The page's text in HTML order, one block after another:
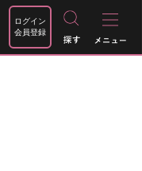
ログイン
会員登録